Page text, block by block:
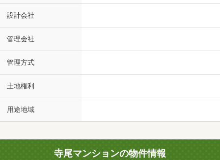
設計会社
管理会社
管理方式
土地権利
用途地域
寺尾マンションの物件情報